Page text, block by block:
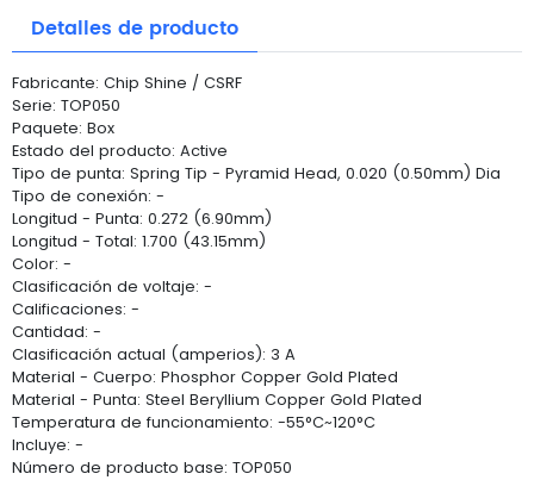
Detalles de producto
Fabricante: Chip Shine / CSRF
Serie: TOP050
Paquete: Box
Estado del producto: Active
Tipo de punta: Spring Tip - Pyramid Head, 0.020 (0.50mm) Dia
Tipo de conexión: -
Longitud - Punta: 0.272 (6.90mm)
Longitud - Total: 1.700 (43.15mm)
Color: -
Clasificación de voltaje: -
Calificaciones: -
Cantidad: -
Clasificación actual (amperios): 3 A
Material - Cuerpo: Phosphor Copper Gold Plated
Material - Punta: Steel Beryllium Copper Gold Plated
Temperatura de funcionamiento: -55°C~120°C
Incluye: -
Número de producto base: TOP050